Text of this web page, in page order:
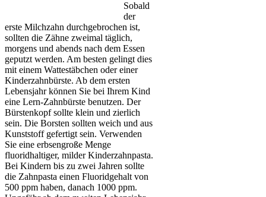
Sobald
der
erste Milchzahn durchgebrochen ist,
sollten die Zähne zweimal täglich,
morgens und abends nach dem Essen
geputzt werden. Am besten gelingt dies
mit einem Wattestäbchen oder einer
Kinderzahnbürste. Ab dem ersten
Lebensjahr können Sie bei Ihrem Kind
eine Lern-Zahnbürste benutzen. Der
Bürstenkopf sollte klein und zierlich
sein. Die Borsten sollten weich und aus
Kunststoff gefertigt sein. Verwenden
Sie eine erbsengroße Menge
fluoridhaltiger, milder Kinderzahnpasta.
Bei Kindern bis zu zwei Jahren sollte
die Zahnpasta einen Fluoridgehalt von
500 ppm haben, danach 1000 ppm.